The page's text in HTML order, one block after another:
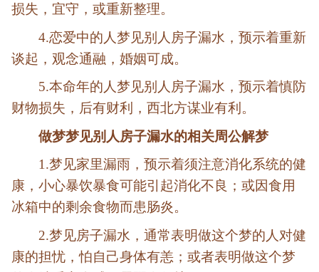
损失，宜守，或重新整理。
4.恋爱中的人梦见别人房子漏水，预示着重新
谈起，观念通融，婚姻可成。
5.本命年的人梦见别人房子漏水，预示着慎防
财物损失，后有财利，西北方谋业有利。
做梦梦见别人房子漏水的相关周公解梦
1.梦见家里漏雨，预示着须注意消化系统的健
康，小心暴饮暴食可能引起消化不良；或因食用
冰箱中的剩余食物而患肠炎。
2.梦见房子漏水，通常表明做这个梦的人对健
康的担忧，怕自己身体有恙；或者表明做这个梦